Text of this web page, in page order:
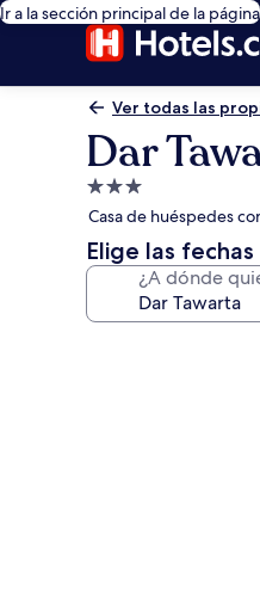
Ir a la sección principal de la página
Ver todas las
Dar
Propiedad
de
3.0
estrellas
Casa de huéspedes
Elige las
¿A dónde